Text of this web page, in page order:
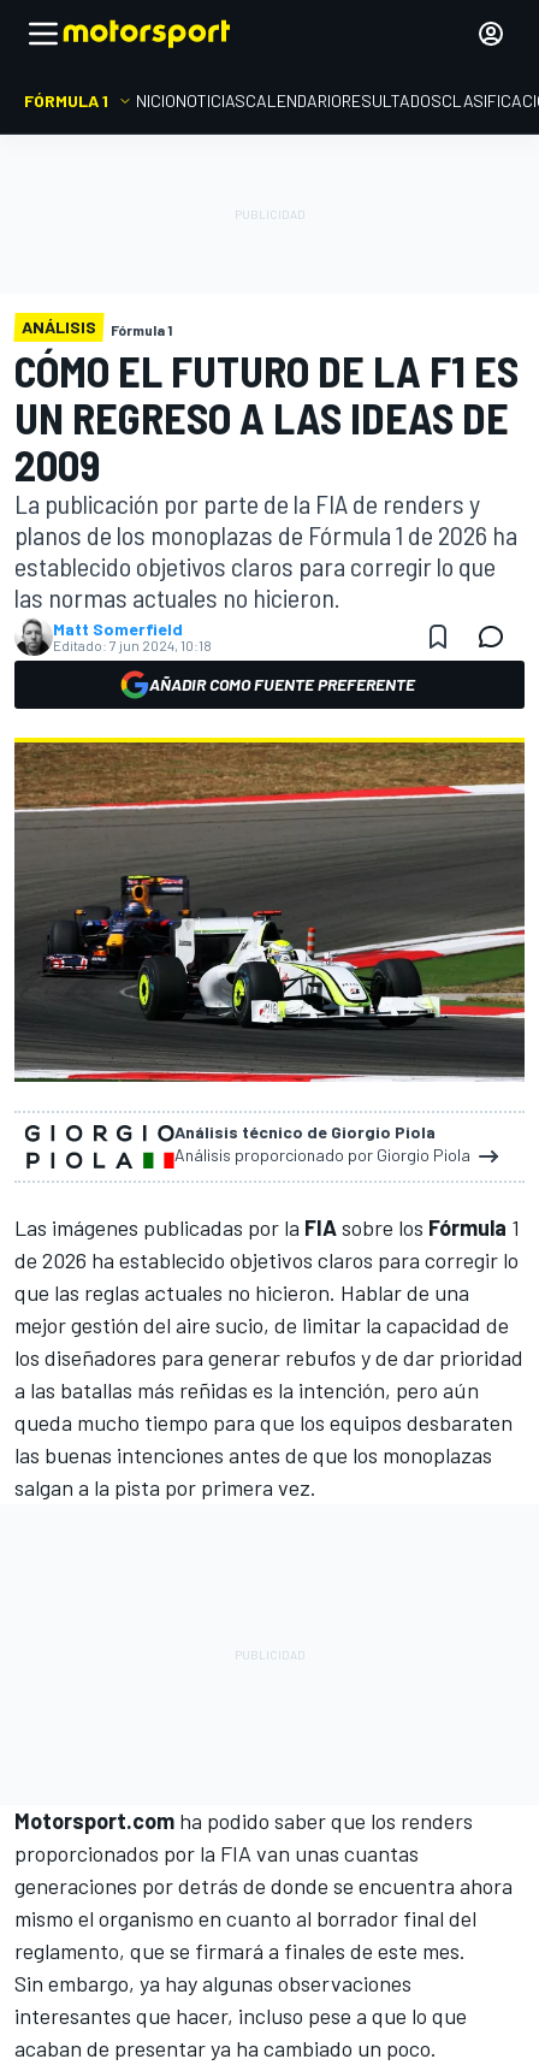
FÓRMULA 1 INICIONOTICIASCALENDARIORESULTADOS
ANÁLISIS Fórmula 1
CÓMO EL FUTURO DE LA F1 ES
UN REGRESO A LAS IDEAS DE
2009
La publicación por parte de la FIA de renders y
planos de los monoplazas de Fórmula 1 de 2026 ha
establecido objetivos claros para corregir lo que
las normas actuales no hicieron.
Matt Somerfield
Editado: 7 jun 2024, 10:18
AÑADIR COMO FUENTE PREFERENTE
Análisis técnico de Giorgio Piola
Análisis proporcionado por Giorgio Piola
Las imágenes publicadas por la FIAsobre los Fórmula 1
de 2026 ha establecido objetivos claros para corregir lo
que las reglas actuales no hicieron. Hablar de una
mejor gestión del aire sucio, de limitar la capacidad de
los diseñadores para generar rebufos y de dar prioridad
a las batallas más reñidas es la intención, pero aún
queda mucho tiempo para que los equipos desbaraten
las buenas intenciones antes de que los monoplazas
salgan a la pista por primera vez.
Motorsport.com ha podido saber que los renders
proporcionados por la FIA van unas cuantas
generaciones por detrás de donde se encuentra ahora
mismo el organismo en cuanto al borrador final del
reglamento, que se firmará a finales de este mes.
Sin embargo, ya hay algunas observaciones
interesantes que hacer, incluso pese a que lo que
acaban de presentar ya ha cambiado un poco.